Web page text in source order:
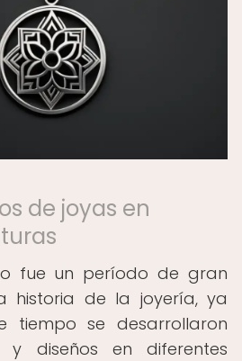
de joyas en
fue un período de gran
historia de la joyería, ya
tiempo se desarrollaron
y diseños en diferentes